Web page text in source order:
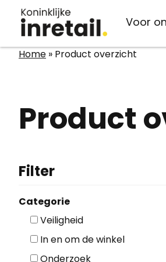
Voor
Home » Product overzicht
Product
Filter
Categorie
Veiligheid
In en om de winkel
Onderzoek